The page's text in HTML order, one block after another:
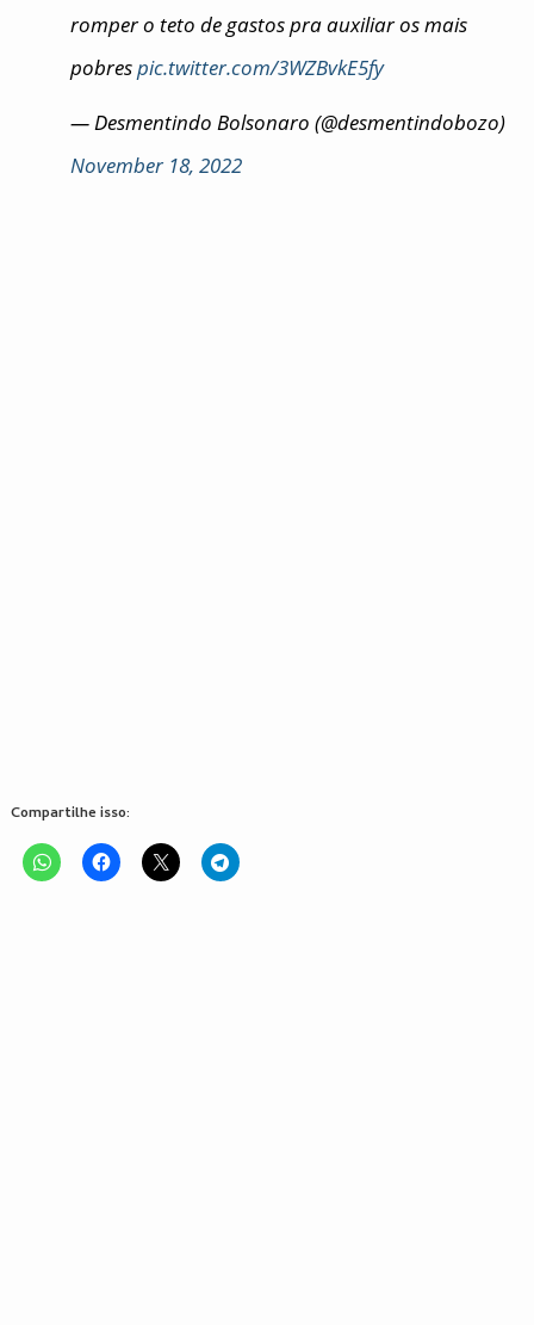
romper o teto de gastos pra auxiliar os mais
pobrespic.twitter.com/3WZBvkE5fy
— Desmentindo Bolsonaro (@desmentindobozo)
November 18, 2022
Compartilhe isso: